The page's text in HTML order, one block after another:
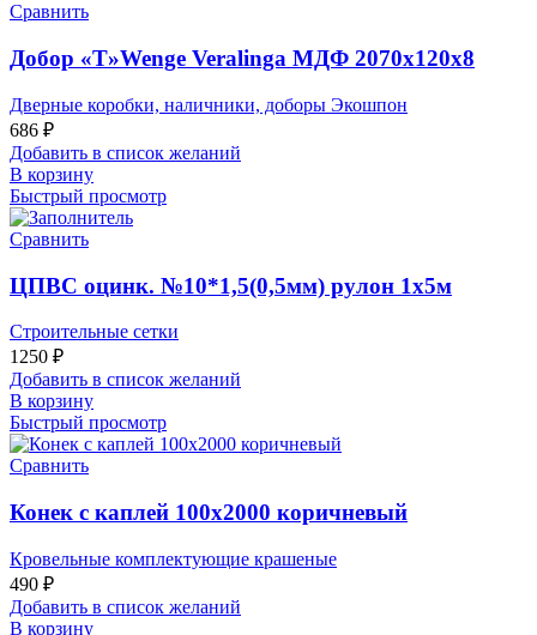
Сравнить
Добор «Т»Wenge Veralinga МДФ 2070х120х8
Дверные коробки, наличники, доборы Экошпон
686 ₽
Добавить в список желаний
В корзину
Быстрый просмотр
Сравнить
ЦПВС оцинк. №10*1,5(0,5мм) рулон 1х5м
Строительные сетки
1250 ₽
Добавить в список желаний
В корзину
Быстрый просмотр
Сравнить
Конек с каплей 100х2000 коричневый
Кровельные комплектующие крашеные
490 ₽
Добавить в список желаний
В корзину